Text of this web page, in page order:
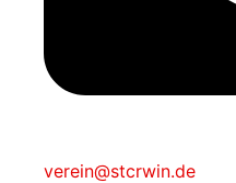
verein@stcrwin.de​